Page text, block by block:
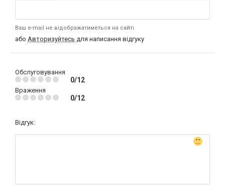
Ваш e-mail не відображатиметься на сайті
або Авторизуйтесь для написання відгуку
Обслуговування
0/12
Враження
0/12
Відгук: